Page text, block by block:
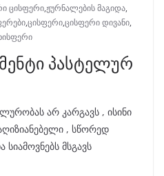
ცისფერი,ჟურნალების მაგიდა,
,ცისფერი,ცისფერი დივანი,
პასტელურ
არ კარგავს , ისინი
, სწორედ
მსგავს